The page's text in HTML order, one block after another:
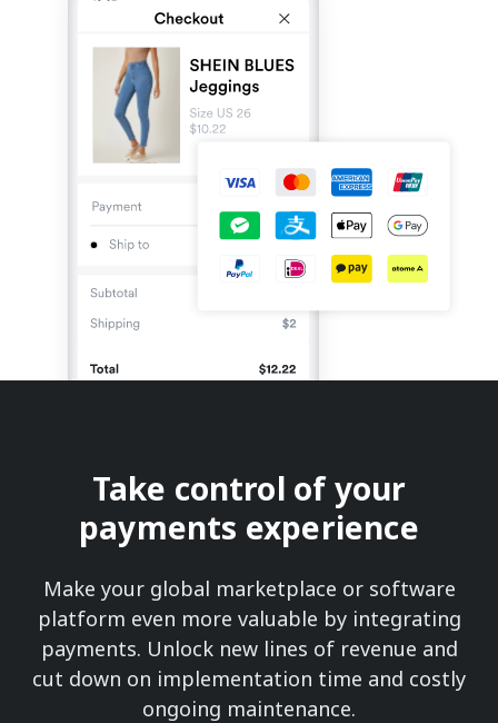
Take control of your
payments experience
Make your global marketplace or software
platform even more valuable by integrating
payments. Unlock new lines of revenue and
cut down on implementation time and costly
ongoing maintenance.